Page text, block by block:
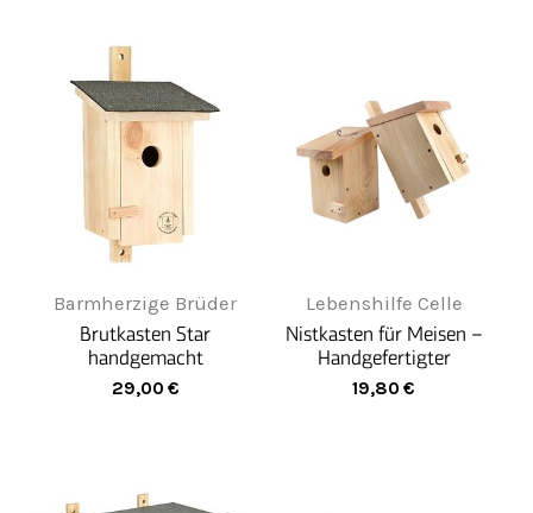
Barmherzige Brüder
Brutkasten Star
handgemacht
29,00 €
Lebenshilfe Celle
Nistkasten für Meisen –
Handgefertigter
Rückzugsort für heimische
Singvögel
19,80 €